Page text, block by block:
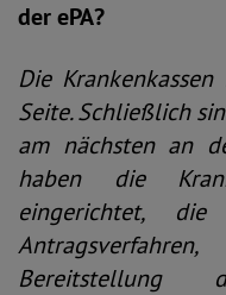
der ePA?
Die
Seite. Schließlich
am nächsten an
haben die
eingerichtet,